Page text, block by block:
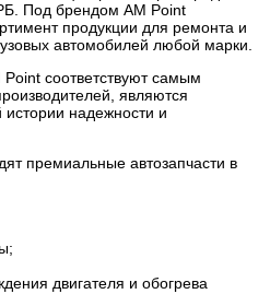
Под брендом AM Point
продукции для ремонта и
автомобилей любой марки.
соответствуют самым
являются
надежности и
премиальные автозапчасти в
двигателя и обогрева